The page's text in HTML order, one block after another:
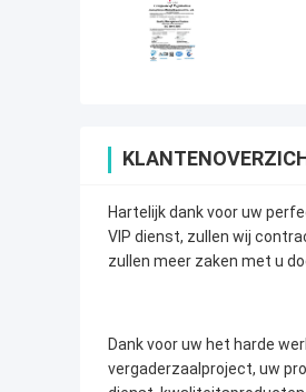
Hartelijk dank voor uw
VIP dienst, zullen wij
zullen meer zaken met u
Dank voor uw het harde
vergaderzaalproject, uw